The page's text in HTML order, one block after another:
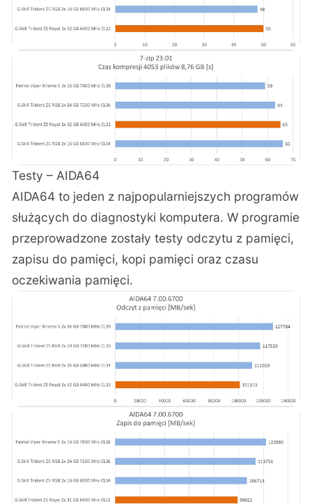
Testy – AIDA64
AIDA64 to jeden z najpopularniejszych programów
służących do diagnostyki komputera. W programie
przeprowadzone zostały testy odczytu z pamięci,
zapisu do pamięci, kopi pamięci oraz czasu
oczekiwania pamięci.